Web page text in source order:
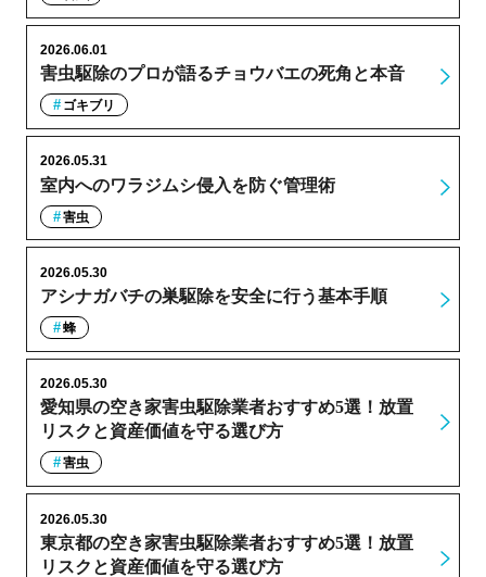
害虫駆除のプロが語るチョウバエの死角と本音
2026.06.01
ゴキブリ
室内へのワラジムシ侵入を防ぐ管理術
2026.05.31
害虫
アシナガバチの巣駆除を安全に行う基本手順
2026.05.30
蜂
愛知県の空き家害虫駆除業者おすすめ5選！放置
リスクと資産価値を守る選び方
2026.05.30
害虫
東京都の空き家害虫駆除業者おすすめ5選！放置
リスクと資産価値を守る選び方
2026.05.30